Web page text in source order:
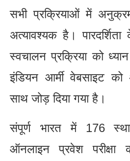
सभी प्रक्रियाओं में
अत्यावश्यक है।
स्वचालन प्रक्रिया को
इंडियन आर्मी वेबसाइट
साथ जोड़ दिया गया है।
संपूर्ण भारत में 176
ऑनलाइन प्रवेश परीक्षा